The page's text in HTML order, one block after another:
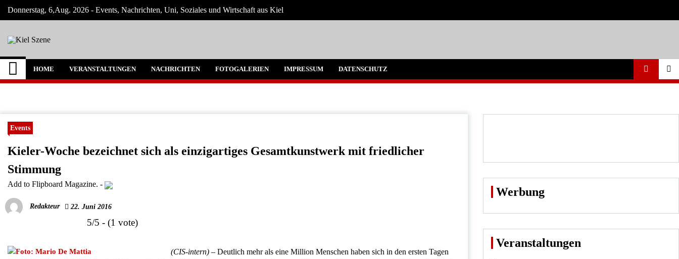
Skip
Donnerstag, 6,Aug. 2026 - Events, Nachrichten, Uni, Soziales und Wirtschaft aus Kiel
Kiel Szene
Neuigkeiten und Nachrichten aus Kiel und Umgebung
HOME VERANSTALTUNGEN NACHRICHTEN FOTOGALERIEN IMPRESSUM DATENSCHUTZ
Events
Kieler-Woche bezeichnet sich als einzigartiges Gesamtkunstwerk mit friedlicher
Stimmung
Add to Flipboard Magazine. -
Redakteur 22. Juni 2016
5/5 - (1 vote)
(CIS-intern)– Deutlich mehr als eine Million Menschen haben sich in den ersten Tagen
Werbung
Veranstaltungen